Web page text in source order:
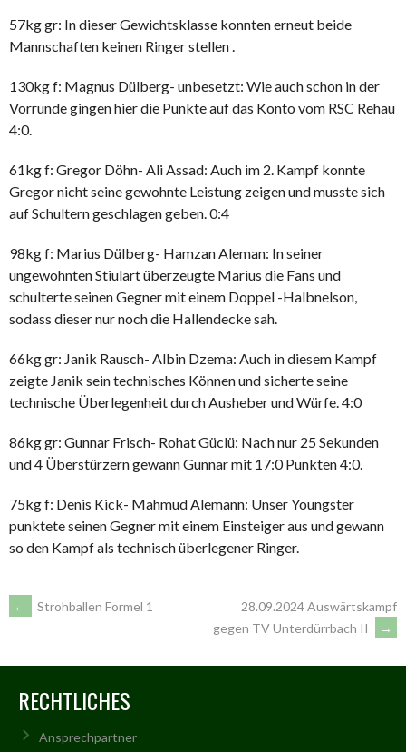
57kg gr: In dieser Gewichtsklasse konnten erneut beide
Mannschaften keinen Ringer stellen .
130kg f: Magnus Dülberg- unbesetzt: Wie auch schon in der
Vorrunde gingen hier die Punkte auf das Konto vom RSC Rehau
4:0.
61kg f: Gregor Döhn- Ali Assad: Auch im 2. Kampf konnte
Gregor nicht seine gewohnte Leistung zeigen und musste sich
auf Schultern geschlagen geben. 0:4
98kg f: Marius Dülberg- Hamzan Aleman: In seiner
ungewohnten Stiulart überzeugte Marius die Fans und
schulterte seinen Gegner mit einem Doppel -Halbnelson,
sodass dieser nur noch die Hallendecke sah.
66kg gr: Janik Rausch- Albin Dzema: Auch in diesem Kampf
zeigte Janik sein technisches Können und sicherte seine
technische Überlegenheit durch Ausheber und Würfe. 4:0
86kg gr: Gunnar Frisch- Rohat Güclü: Nach nur 25 Sekunden
und 4 Überstürzern gewann Gunnar mit 17:0 Punkten 4:0.
75kg f: Denis Kick- Mahmud Alemann: Unser Youngster
punktete seinen Gegner mit einem Einsteiger aus und gewann
so den Kampf als technisch überlegener Ringer.
ARTIKEL-
NAVIGATION
← Strohballen Formel 1
28.09.2024 Auswärtskampf
gegen TV Unterdürrbach II
→
RECHTLICHES
Ansprechpartner